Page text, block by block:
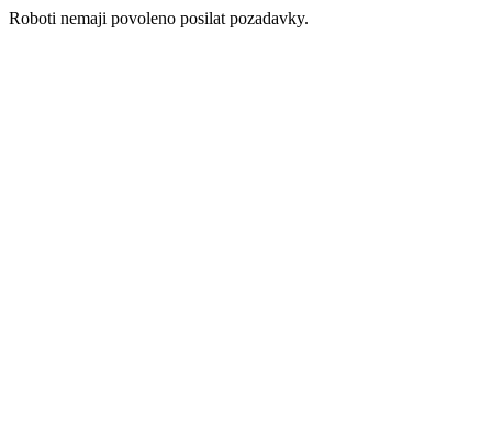
Roboti nemaji povoleno posilat pozadavky.